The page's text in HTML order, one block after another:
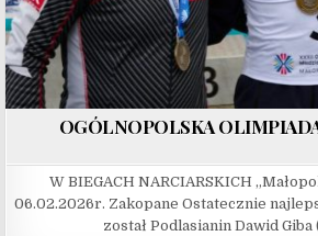
OGÓLNOPOLSKA
W BIEGACH NARCIARSKICH
06.02.2026r. Zakopane Ostatecznie
został Podlasianin Dawid Giba